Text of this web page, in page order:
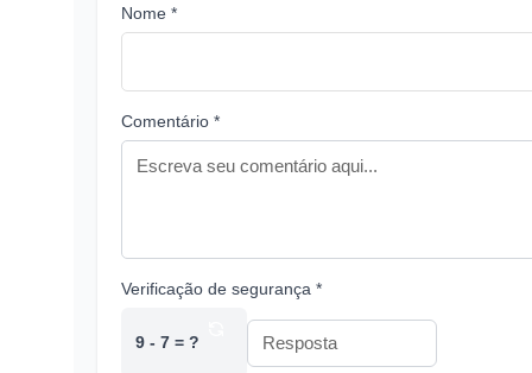
Nome *
Comentário *
Verificação de segurança *
9 - 7 = ?